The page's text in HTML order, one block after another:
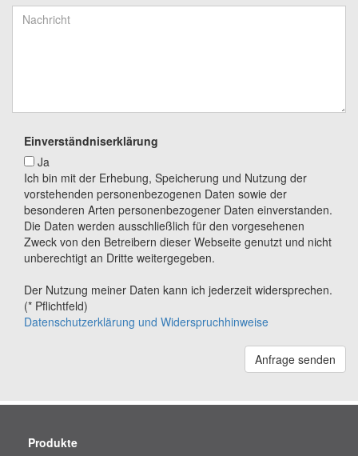
Einverständniserklärung
Ja
Ich bin mit der Erhebung, Speicherung und Nutzung der
vorstehenden personenbezogenen Daten sowie der
besonderen Arten personenbezogener Daten einverstanden.
Die Daten werden ausschließlich für den vorgesehenen
Zweck von den Betreibern dieser Webseite genutzt und nicht
unberechtigt an Dritte weitergegeben.
Der Nutzung meiner Daten kann ich jederzeit widersprechen.
(* Pflichtfeld)
Datenschutzerklärung und Widerspruchhinweise
Anfrage senden
Produkte